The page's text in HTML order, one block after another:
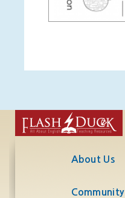
About Us
Community